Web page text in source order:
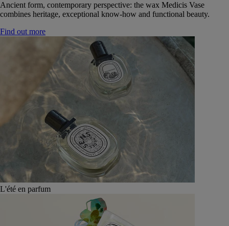
Ancient form, contemporary perspective: the wax Medicis Vase
combines heritage, exceptional know-how and functional beauty.
Find out more
L'été en parfum